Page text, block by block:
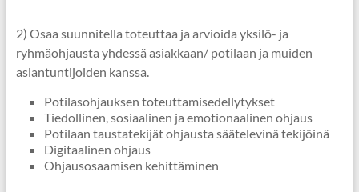
2) Osaa suunnitella toteuttaa ja arvioida yksilö- ja
ryhmäohjausta yhdessä asiakkaan/ potilaan ja muiden
asiantuntijoiden kanssa.
Potilasohjauksen toteuttamisedellytykset
Tiedollinen, sosiaalinen ja emotionaalinen ohjaus
Potilaan taustatekijät ohjausta säätelevinä tekijöinä
Digitaalinen ohjaus
Ohjausosaamisen kehittäminen